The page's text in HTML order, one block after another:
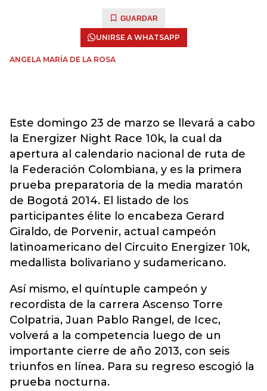
GUARDAR
UNIRSE A WHATSAPP
ANGELA MARÍA DE LA ROSA
Este domingo 23 de marzo se llevará a cabo
la Energizer Night Race 10k, la cual da
apertura al calendario nacional de ruta de
la Federación Colombiana, y es la primera
prueba preparatoria de la media maratón
de Bogotá 2014. El listado de los
participantes élite lo encabeza Gerard
Giraldo, de Porvenir, actual campeón
latinoamericano del Circuito Energizer 10k,
medallista bolivariano y sudamericano.
Así mismo, el quíntuple campeón y
recordista de la carrera Ascenso Torre
Colpatria, Juan Pablo Rangel, de Icec,
volverá a la competencia luego de un
importante cierre de año 2013, con seis
triunfos en línea. Para su regreso escogió la
prueba nocturna.